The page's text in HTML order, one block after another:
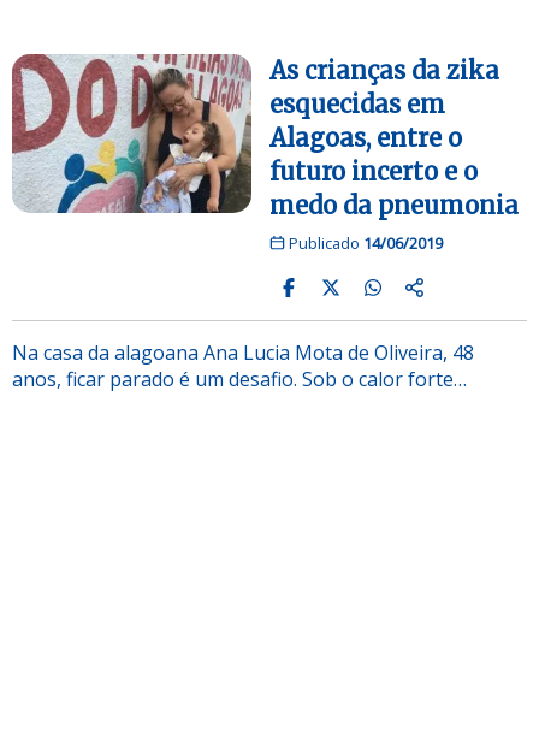
As crianças da zika
esquecidas em
Alagoas, entre o
futuro incerto e o
medo da pneumonia
Publicado 14/06/2019
Na casa da alagoana Ana Lucia Mota de Oliveira, 48
anos, ficar parado é um desafio. Sob o calor forte…